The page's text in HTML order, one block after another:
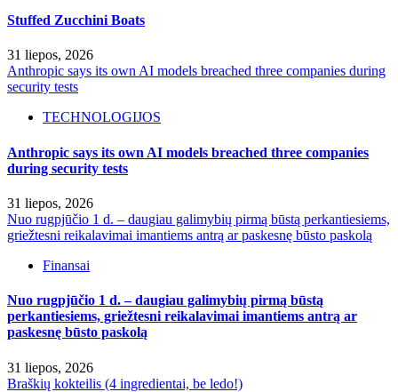
Stuffed Zucchini Boats
31 liepos, 2026
Anthropic says its own AI models breached three companies during
security tests
TECHNOLOGIJOS
Anthropic says its own AI models breached three companies
during security tests
31 liepos, 2026
Nuo rugpjūčio 1 d. – daugiau galimybių pirmą būstą perkantiesiems,
griežtesni reikalavimai imantiems antrą ar paskesnę būsto paskolą
Finansai
Nuo rugpjūčio 1 d. – daugiau galimybių pirmą būstą
perkantiesiems, griežtesni reikalavimai imantiems antrą ar
paskesnę būsto paskolą
31 liepos, 2026
Braškių kokteilis (4 ingredientai, be ledo!)